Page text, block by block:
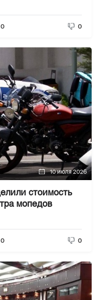
0 0
10 июля 2026
стоимость
мопедов
0 0